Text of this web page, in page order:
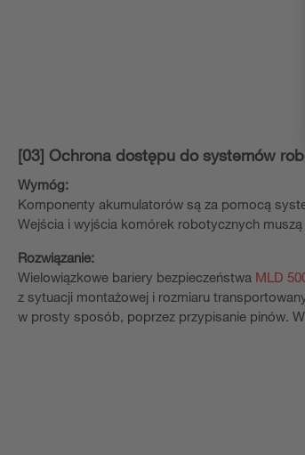
[03] Ochrona dostępu do systemów
Wymóg:
Komponenty akumulatorów są za pomocą
Wejścia i wyjścia komórek robotycznych
Rozwiązanie:
Wielowiązkowe bariery bezpieczeństwa MLD
z sytuacji montażowej i rozmiaru
w prosty sposób, poprzez przypisanie pinów.